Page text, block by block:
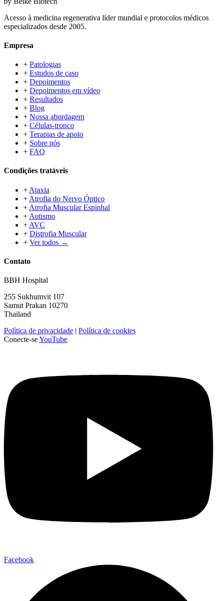
Acesso à medicina regenerativa líder mundial e protocolos médicos
especializados desde 2005.
Empresa
+ Patologias
+ Estudos de caso
+ Depoimentos
+ Depoimentos em vídeo
+ Resultados
+ Blog
+ Nossa abordagem
+ Células-tronco
+ Terapias de apoio
+ Sobre nós
+ FAQ
Condições tratáveis
+ Ataxia
+ Atrofia do Nervo Óptico
+ Atrofia Muscular Espinhal
+ Autismo
+ AVC
+ Distrofia Muscular
+ Ver todos →
Contato
BBH Hospital
255 Sukhumvit 107
Samut Prakan 10270
Thailand
Política de privacidade | Política de cookies
Conecte-seYouTube
Facebook